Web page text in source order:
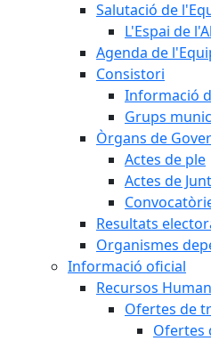
Salutació de
L'Espai de
Agenda de
Consistori
Informació
Grups
Òrgans de
Actes de ple
Actes de
Resultats
Organismes
Informació oficial
Recursos
Ofertes de
Ofertes